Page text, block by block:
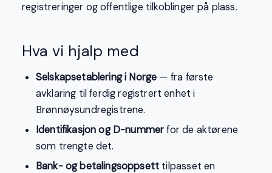
registreringer og offentlige tilkoblinger på plass.
Hva vi hjalp med
Selskapsetablering i Norge — fra første
avklaring til ferdig registrert enhet i
Brønnøysundregistrene.
Identifikasjon og D-nummerfor de aktørene
som trengte det.
Bank- og betalingsoppsett tilpasset en